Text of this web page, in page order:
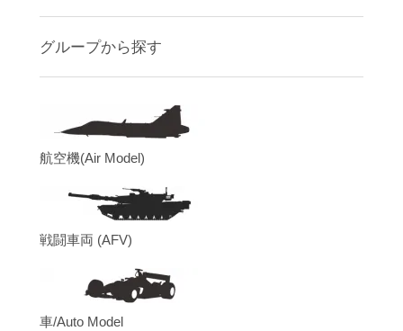
グループから探す
航空機(Air Model)
戦闘車両 (AFV)
車/Auto Model